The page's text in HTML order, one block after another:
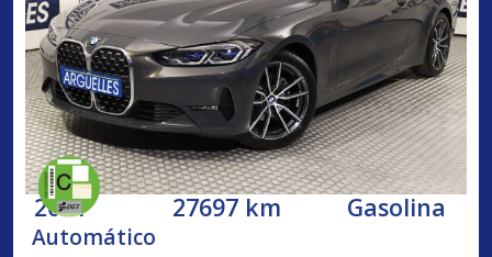
2021 27697 km Gasolina
Automático